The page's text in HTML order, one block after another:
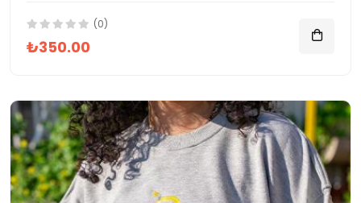
(0)
₺350.00